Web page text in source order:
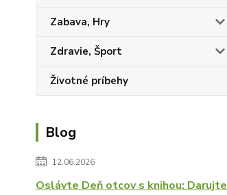
Zabava, Hry
Zdravie, Šport
Životné príbehy
Blog
12.06.2026
Oslávte Deň otcov s knihou: Darujte